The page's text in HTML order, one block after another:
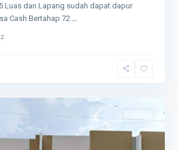
Luas dan Lapang sudah dapat dapur
Cash Bertahap 72
2